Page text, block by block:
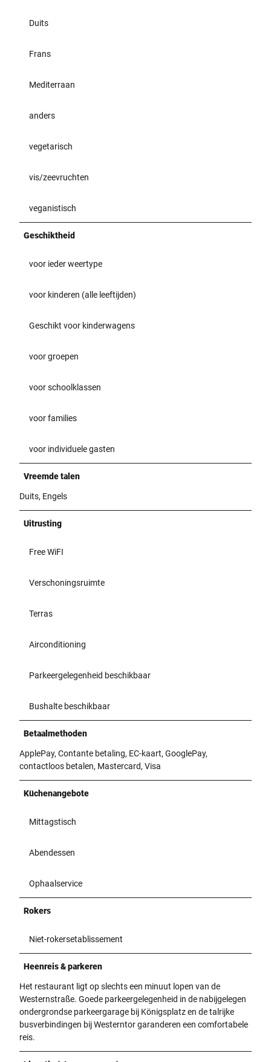
Duits
Frans
Mediterraan
anders
vegetarisch
vis/zeevruchten
veganistisch
Geschiktheid
voor ieder weertype
voor kinderen (alle leeftijden)
Geschikt voor kinderwagens
voor groepen
voor schoolklassen
voor families
voor individuele gasten
Vreemde talen
Duits, Engels
Uitrusting
Free WiFI
Verschoningsruimte
Terras
Airconditioning
Parkeergelegenheid beschikbaar
Bushalte beschikbaar
Betaalmethoden
ApplePay, Contante betaling, EC-kaart, GooglePay,
contactloos betalen, Mastercard, Visa
Küchenangebote
Mittagstisch
Abendessen
Ophaalservice
Rokers
Niet-rokersetablissement
Heenreis & parkeren
Het restaurant ligt op slechts een minuut lopen van de
Westernstraße. Goede parkeergelegenheid in de nabijgelegen
ondergrondse parkeergarage bij Königsplatz en de talrijke
busverbindingen bij Westerntor garanderen een comfortabele
reis.